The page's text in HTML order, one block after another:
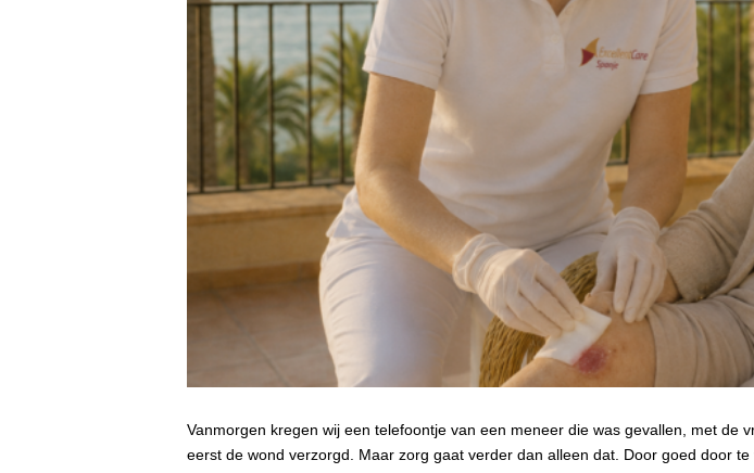
Vanmorgen kregen wij een telefoontje van een meneer die was gevallen, met de
eerst de wond verzorgd. Maar zorg gaat verder dan alleen dat. Door goed door